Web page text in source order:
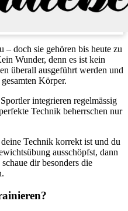
– doch sie gehören bis heute zu
Wunder, denn es ist kein
überall ausgeführt werden und
Körper.
integrieren regelmässig
Technik beherrschen nur
Technik korrekt ist und du
ausschöpfst, dann
dir besonders die